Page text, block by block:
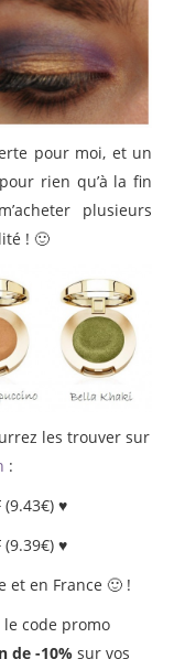
pour moi, et un
rien qu’à la fin
plusieurs
! 🙂
les trouver sur
:
(9.43€) ♥
♥
et en France 🙂 !
le code promo
de -10%sur vos